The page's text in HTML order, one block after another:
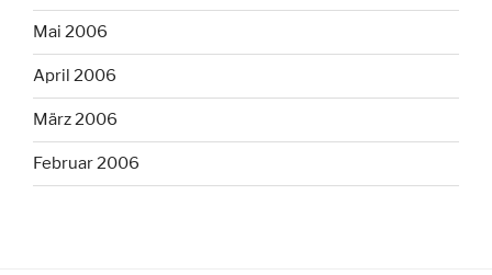
Mai 2006
April 2006
März 2006
Februar 2006